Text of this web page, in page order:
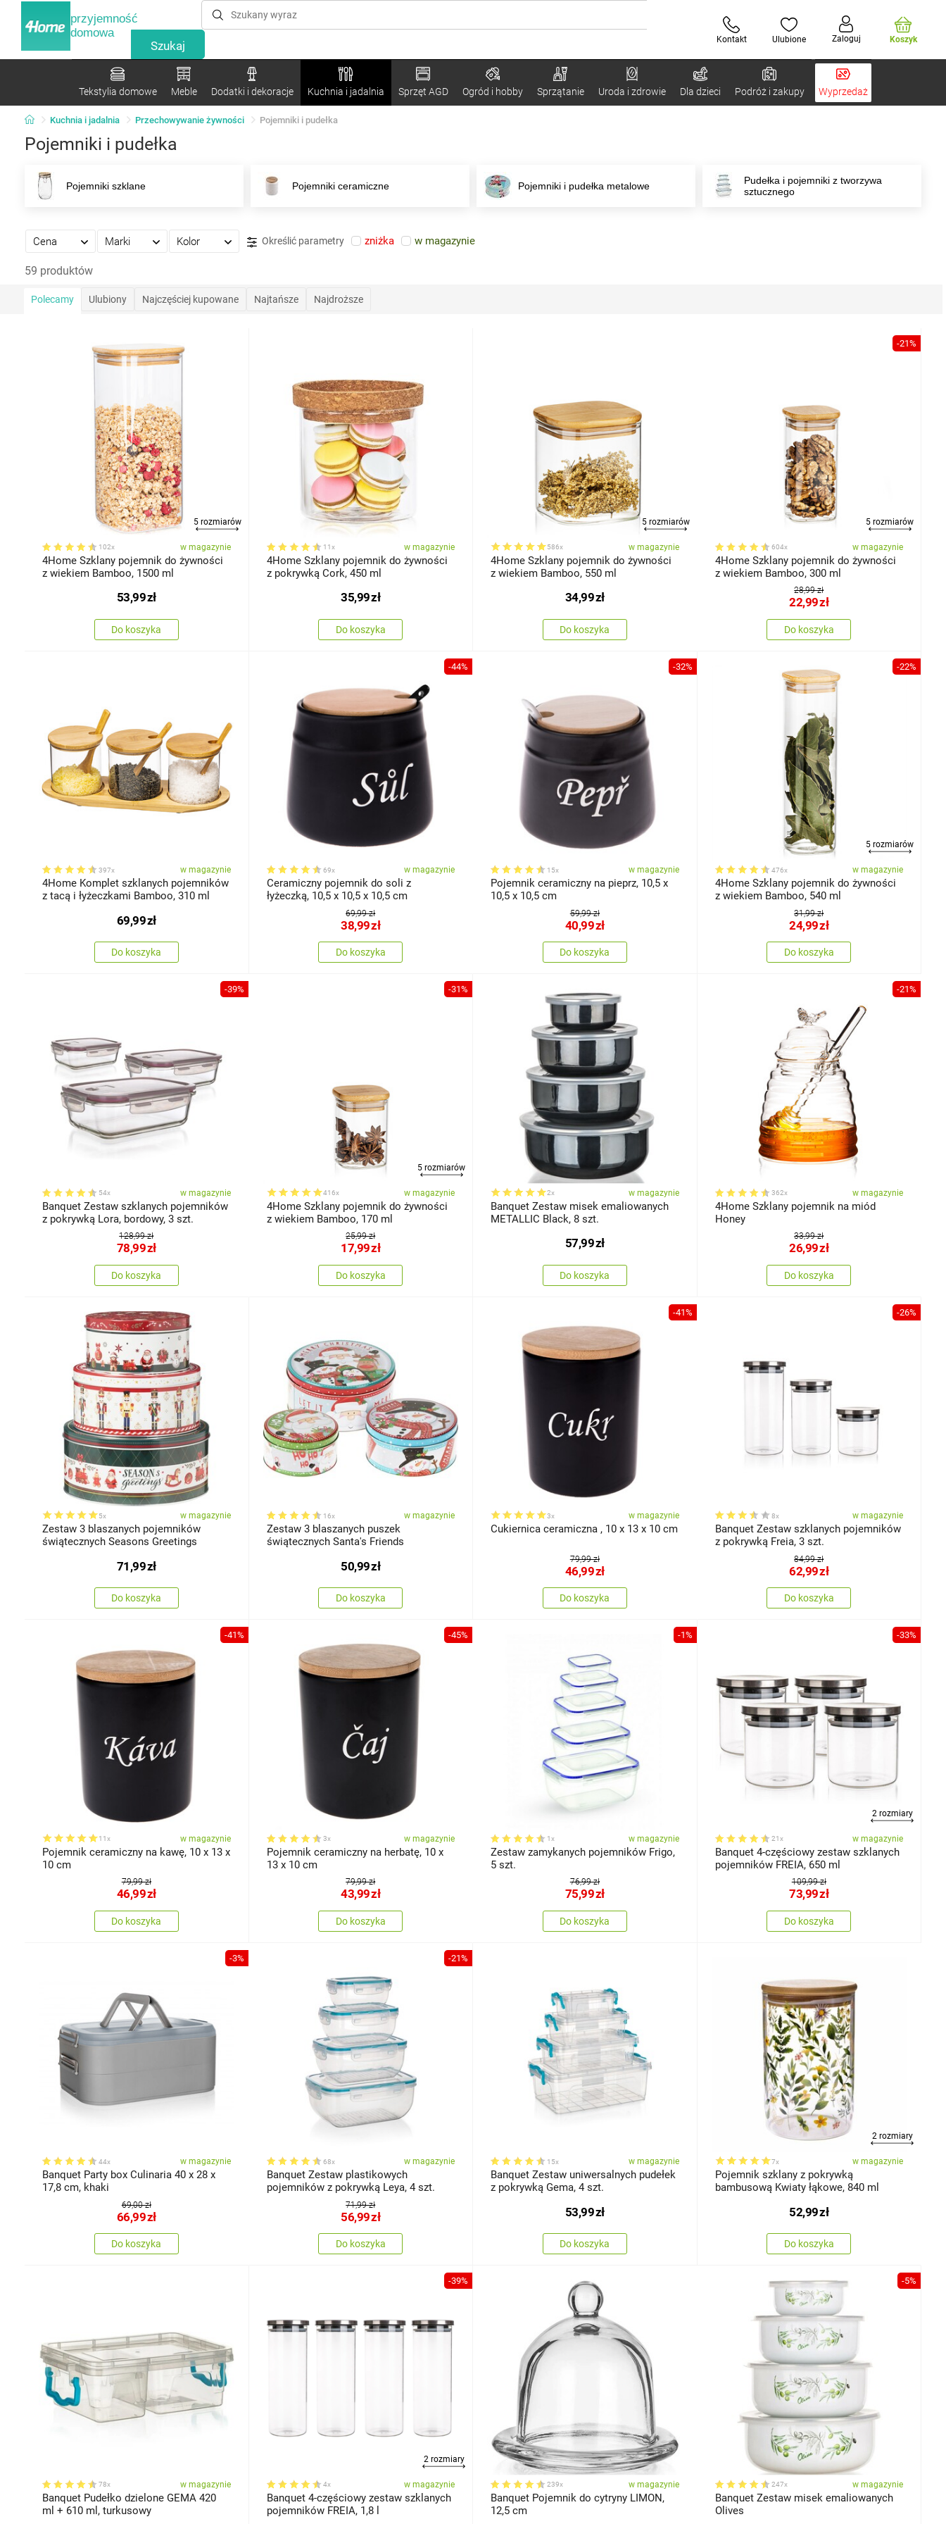
przyjemność
domowa
Kontakt Ulubione Zaloguj Koszyk
Tekstylia domowe Meble Dodatki i dekoracje Kuchnia i jadalnia Sprzęt AGD Ogród i hobby Sprzątanie Uroda i zdrowie Dla dzieci Podróż i zakupy Wyprzedaż
Kuchnia i jadalnia Przechowywanie żywności Pojemniki i pudełka
Pojemniki i pudełka
Pojemniki szklane Pojemniki ceramiczne Pojemniki i pudełka metalowe
Pudełka i pojemniki z tworzywa
sztucznego
Cena Marki Kolor Określić parametry zniżka w magazynie
59 produktów
Polecamy Ulubiony Najczęściej kupowane Najtańsze Najdroższe
5 rozmiarów
102x w magazynie
4Home Szklany pojemnik do żywności
z wiekiem Bamboo, 1500 ml
53,99zł
Do koszyka
11x w magazynie
4Home Szklany pojemnik do żywności
z pokrywką Cork, 450 ml
35,99zł
Do koszyka
5 rozmiarów
586x w magazynie
4Home Szklany pojemnik do żywności
z wiekiem Bamboo, 550 ml
34,99zł
Do koszyka
-21%
5 rozmiarów
604x w magazynie
4Home Szklany pojemnik do żywności
z wiekiem Bamboo, 300 ml
28,99 zł
22,99zł
Do koszyka
397x w magazynie
4Home Komplet szklanych pojemników
z tacą i łyżeczkami Bamboo, 310 ml
69,99zł
Do koszyka
-44%
69x w magazynie
Ceramiczny pojemnik do soli z
łyżeczką, 10,5 x 10,5 x 10,5 cm
69,99 zł
38,99zł
Do koszyka
-32%
15x w magazynie
Pojemnik ceramiczny na pieprz, 10,5 x
10,5 x 10,5 cm
59,99 zł
40,99zł
Do koszyka
-22%
5 rozmiarów
476x w magazynie
4Home Szklany pojemnik do żywności
z wiekiem Bamboo, 540 ml
31,99 zł
24,99zł
Do koszyka
-39%
54x w magazynie
Banquet Zestaw szklanych pojemników
z pokrywką Lora, bordowy, 3 szt.
128,99 zł
78,99zł
Do koszyka
-31%
5 rozmiarów
416x w magazynie
4Home Szklany pojemnik do żywności
z wiekiem Bamboo, 170 ml
25,99 zł
17,99zł
Do koszyka
2x w magazynie
Banquet Zestaw misek emaliowanych
METALLIC Black, 8 szt.
57,99zł
Do koszyka
-21%
362x w magazynie
4Home Szklany pojemnik na miód
Honey
33,99 zł
26,99zł
Do koszyka
5x w magazynie
Zestaw 3 blaszanych pojemników
świątecznych Seasons Greetings
71,99zł
Do koszyka
16x w magazynie
Zestaw 3 blaszanych puszek
świątecznych Santa's Friends
50,99zł
Do koszyka
-41%
3x w magazynie
Cukiernica ceramiczna , 10 x 13 x 10 cm
79,99 zł
46,99zł
Do koszyka
-26%
8x w magazynie
Banquet Zestaw szklanych pojemników
z pokrywką Freia, 3 szt.
84,99 zł
62,99zł
Do koszyka
-41%
11x w magazynie
Pojemnik ceramiczny na kawę, 10 x 13 x
10 cm
79,99 zł
46,99zł
Do koszyka
-45%
3x w magazynie
Pojemnik ceramiczny na herbatę, 10 x
13 x 10 cm
79,99 zł
43,99zł
Do koszyka
-1%
1x w magazynie
Zestaw zamykanych pojemników Frigo,
5 szt.
76,99 zł
75,99zł
Do koszyka
-33%
2 rozmiary
21x w magazynie
Banquet 4-częściowy zestaw szklanych
pojemników FREIA, 650 ml
109,99 zł
73,99zł
Do koszyka
-3%
44x w magazynie
Banquet Party box Culinaria 40 x 28 x
17,8 cm, khaki
69,00 zł
66,99zł
Do koszyka
-21%
68x w magazynie
Banquet Zestaw plastikowych
pojemników z pokrywką Leya, 4 szt.
71,99 zł
56,99zł
Do koszyka
15x w magazynie
Banquet Zestaw uniwersalnych pudełek
z pokrywką Gema, 4 szt.
53,99zł
Do koszyka
2 rozmiary
7x w magazynie
Pojemnik szklany z pokrywką
bambusową Kwiaty łąkowe, 840 ml
52,99zł
Do koszyka
78x w magazynie
Banquet Pudełko dzielone GEMA 420
ml + 610 ml, turkusowy
-39%
2 rozmiary
4x w magazynie
Banquet 4-częściowy zestaw szklanych
pojemników FREIA, 1,8 l
239x w magazynie
Banquet Pojemnik do cytryny LIMON,
12,5 cm
-5%
247x w magazynie
Banquet Zestaw misek emaliowanych
Olives